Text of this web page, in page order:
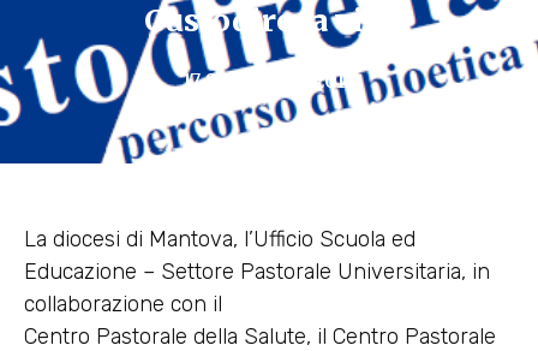
Custodire la vita
17 Settembre 2012
La diocesi di Mantova, l’Ufficio Scuola ed
Educazione – Settore Pastorale Universitaria, in
collaborazione con il
Centro Pastorale della Salute, il Centro Pastorale